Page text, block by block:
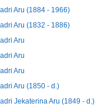
Aru (1884 - 1966)
Aru (1832 - 1886)
Aru
Aru
Aru
Aru (1850 - d.)
Jekaterina Aru (1849 - d.)